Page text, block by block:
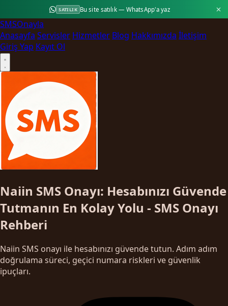
SATILIK Bu site satılık — WhatsApp'a yaz
SMSOnayla
Anasayfa Servisler Hizmetler Blog Hakkımızda İletişim
Giriş Yap Kayıt Ol
Naiin SMS Onayı: Hesabınızı Güvende
Tutmanın En Kolay Yolu - SMS Onayı
Rehberi
Naiin SMS onayı ile hesabınızı güvende tutun. Adım adım
doğrulama süreci, geçici numara riskleri ve güvenlik
ipuçları.